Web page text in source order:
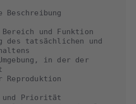
und Funktion
des tatsächlichen und
in der der
und Priorität